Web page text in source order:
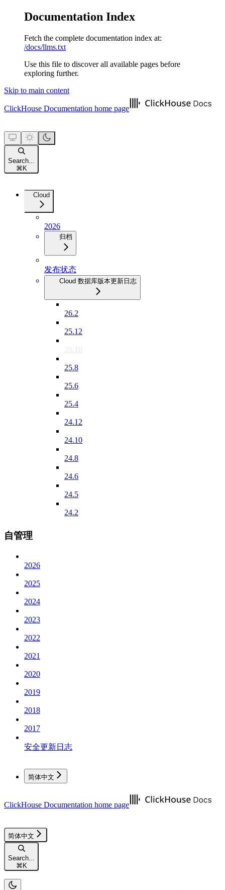
Documentation Index
Fetch the complete documentation index at:
/docs/llms.txt
Use this file to discover all available pages before
exploring further.
Skip to main content
ClickHouse Documentation home page
Search...
⌘ K
Cloud
2026
归档
发布状态
Cloud 数据库版本更新日志
26.2
25.12
25.10
25.8
25.6
25.4
24.12
24.10
24.8
24.6
24.5
24.2
自管理
2026
2025
2024
2023
2022
2021
2020
2019
2018
2017
安全更新日志
简体中文
ClickHouse Documentation home page
简体中文
Search...
⌘K